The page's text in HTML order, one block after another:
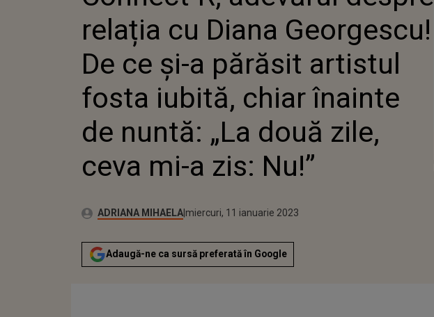
FOSTA IUBITĂ, CHIAR ÎNAINTE
DE NUNTĂ: „LA DOUĂ ZILE, CEVA
MI-A ZIS: NU!”
relația cu Diana Georgescu!
De ce și-a părăsit artistul
fosta iubită, chiar înainte
de nuntă: „La două zile,
ceva mi-a zis: Nu!”
Autor:ADRIANA MIHAELAPublicat:
marți, 11 ianuarie 2022
Actualizat:
miercuri, 11 ianuarie 2023
Adaugă-ne ca sursă preferată în Google